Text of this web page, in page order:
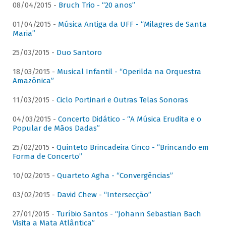
08/04/2015 - Bruch Trio - “20 anos”
01/04/2015 - Música Antiga da UFF - “Milagres de Santa
Maria”
25/03/2015 - Duo Santoro
18/03/2015 - Musical Infantil - “Operilda na Orquestra
Amazônica”
11/03/2015 - Ciclo Portinari e Outras Telas Sonoras
04/03/2015 - Concerto Didático - “A Música Erudita e o
Popular de Mãos Dadas”
25/02/2015 - Quinteto Brincadeira Cinco - “Brincando em
Forma de Concerto”
10/02/2015 - Quarteto Agha - “Convergências”
03/02/2015 - David Chew - “Intersecção”
27/01/2015 - Turíbio Santos - “Johann Sebastian Bach
Visita a Mata Atlântica”